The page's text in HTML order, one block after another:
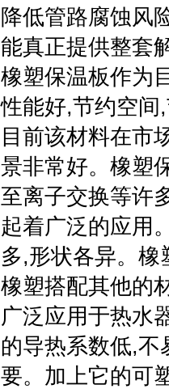
降低管路腐蚀风
能真正提供整套
橡塑保温板作为
性能好,节约空间
目前该材料在市
景非常好。橡塑
至离子交换等许
起着广泛的应用
多,形状各异。
橡塑搭配其他的
广泛应用于热水
的导热系数低,不
要。加上它的可